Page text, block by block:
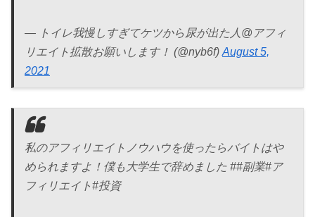
— トイレ我慢しすぎてケツから尿が出た人@アフィ
リエイト拡散お願いします！ (@nyb6f) August 5,
2021
私のアフィリエイトノウハウを使ったらバイトはや
められますよ！僕も大学生で辞めました ##副業#ア
フィリエイト#投資